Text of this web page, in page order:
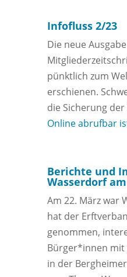
Infofluss 2/23
Die neue
pünktlich zum
erschienen.
die Sicherung
Online abrufbar
Berichte und
Wasserdorf
Am 22. März war
hat der
genommen,
Bürger*innen mit
in der